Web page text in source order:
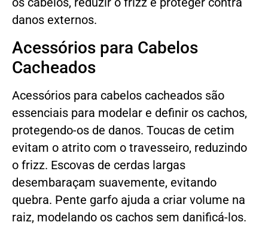
os cabelos, reduzir o frizz e proteger contra
danos externos.
Acessórios para Cabelos
Cacheados
Acessórios para cabelos cacheados são
essenciais para modelar e definir os cachos,
protegendo-os de danos. Toucas de cetim
evitam o atrito com o travesseiro, reduzindo
o frizz. Escovas de cerdas largas
desembaraçam suavemente, evitando
quebra. Pente garfo ajuda a criar volume na
raiz, modelando os cachos sem danificá-los.